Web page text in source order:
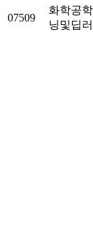
07509
화학공
닝및딥